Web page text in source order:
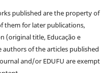
published are the property of
them for later publications,
(original title, Educação e
authors of the articles published
and/or EDUFU are exempt